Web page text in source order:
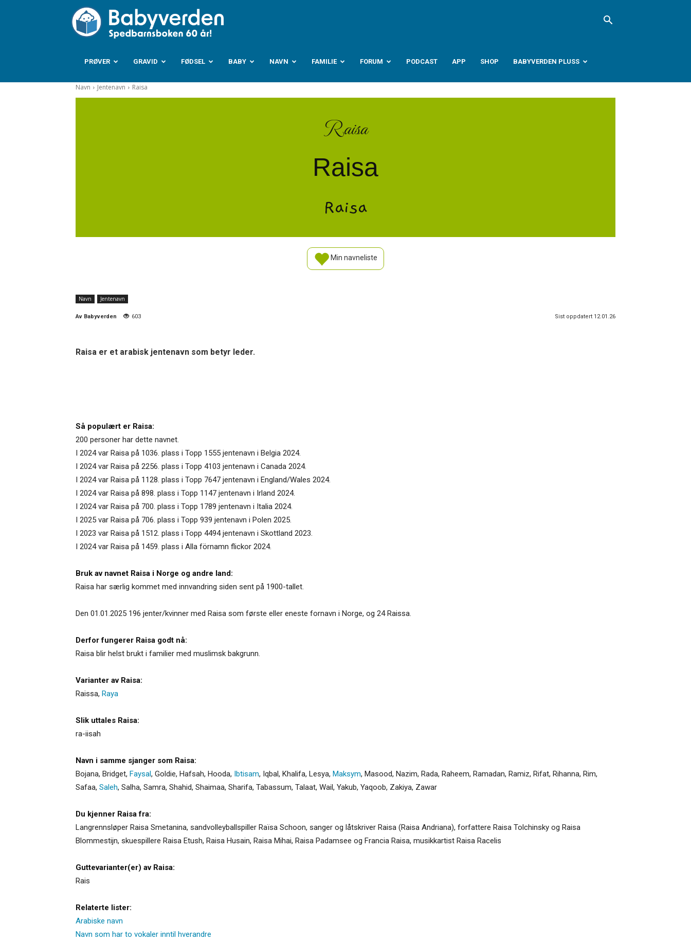
Babyverden.no
PRØVER GRAVID FØDSEL BABY NAVN FAMILIE FORUM PODCAST APP SHOP BABYVERDEN PLUSS
Navn Jentenavn Raisa
Raisa
Raisa
Raisa
Min navneliste
Navn Jentenavn
Av Babyverden 603 Sist oppdatert 12.01.26
Raisa er et arabisk jentenavn som betyr leder.
Så populært er Raisa:
200 personer har dette navnet.
I 2024 var Raisa på 1036. plass i Topp 1555 jentenavn i Belgia 2024.
I 2024 var Raisa på 2256. plass i Topp 4103 jentenavn i Canada 2024.
I 2024 var Raisa på 1128. plass i Topp 7647 jentenavn i England/Wales 2024.
I 2024 var Raisa på 898. plass i Topp 1147 jentenavn i Irland 2024.
I 2024 var Raisa på 700. plass i Topp 1789 jentenavn i Italia 2024.
I 2025 var Raisa på 706. plass i Topp 939 jentenavn i Polen 2025.
I 2023 var Raisa på 1512. plass i Topp 4494 jentenavn i Skottland 2023.
I 2024 var Raisa på 1459. plass i Alla förnamn flickor 2024.
Bruk av navnet Raisa i Norge og andre land:
Raisa har særlig kommet med innvandring siden sent på 1900-tallet.
Den 01.01.2025 196 jenter/kvinner med Raisa som første eller eneste fornavn i Norge, og 24 Raissa.
Derfor fungerer Raisa godt nå:
Raisa blir helst brukt i familier med muslimsk bakgrunn.
Varianter av Raisa:
Raissa, Raya
Slik uttales Raisa:
ra-iisah
Navn i samme sjanger som Raisa:
Bojana, Bridget, Faysal, Goldie, Hafsah, Hooda, Ibtisam, Iqbal, Khalifa, Lesya, Maksym, Masood, Nazim, Rada, Raheem, Ramadan, Ramiz, Rifat, Rihanna, Rim,
Safaa, Saleh, Salha, Samra, Shahid, Shaimaa, Sharifa, Tabassum, Talaat, Wail, Yakub, Yaqoob, Zakiya, Zawar
Du kjenner Raisa fra:
Langrennsløper Raisa Smetanina, sandvolleyballspiller Raïsa Schoon, sanger og låtskriver Raisa (Raisa Andriana), forfattere Raisa Tolchinsky og Raisa
Blommestijn, skuespillere Raisa Etush, Raisa Husain, Raisa Mihai, Raisa Padamsee og Francia Raisa, musikkartist Raisa Racelis
Guttevarianter(er) av Raisa:
Rais
Relaterte lister:
Arabiske navn
Navn som har to vokaler inntil hverandre